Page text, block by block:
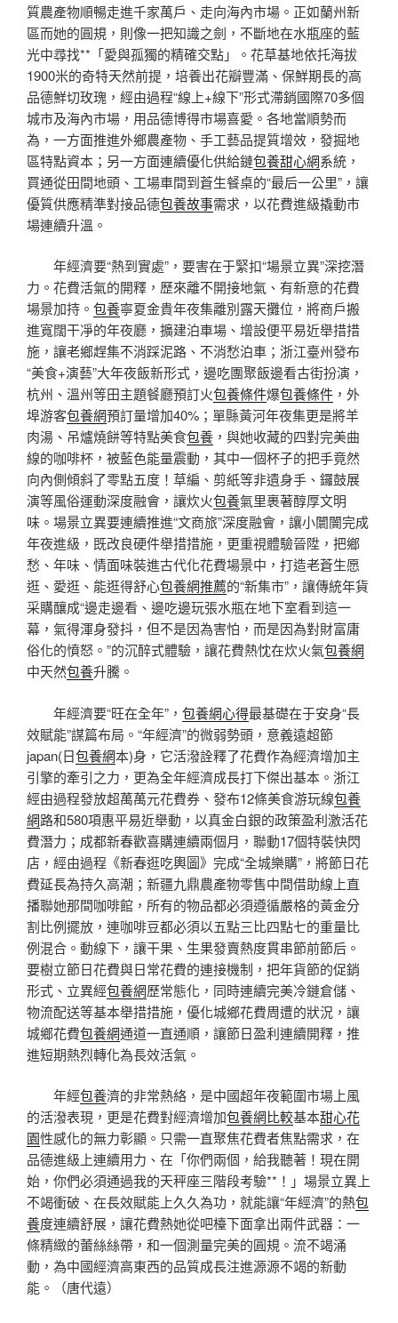
質農產物順暢走進千家萬戶、走向海內市場。正如蘭州新
區而她的圓規，則像一把知識之劍，不斷地在水瓶座的藍
光中尋找**「愛與孤獨的精確交點」。花草基地依托海拔
1900米的奇特天然前提，培養出花瓣豐滿、保鮮期長的高
品德鮮切玫瑰，經由過程“線上+線下”形式滯銷國際70多個
城市及海內市場，用品德博得市場喜愛。各地當順勢而
為，一方面推進外鄉農產物、手工藝品提質增效，發掘地
區特點資本；另一方面連續優化供給鏈包養甜心網系統，
買通從田間地頭、工場車間到蒼生餐桌的“最后一公里”，讓
優質供應精準對接品德包養故事需求，以花費進級撬動市
場連續升溫。
年經濟要“熱到實處”，要害在于緊扣“場景立異”深挖潛
力。花費活氣的開釋，歷來離不開接地氣、有新意的花費
場景加持。 包養寧夏金貴年夜集離別露天攤位，將商戶搬
進寬闊干凈的年夜廳，擴建泊車場、增設便平易近舉措措
施，讓老鄉趕集不消踩泥路、不消愁泊車；浙江臺州發布
“美食+演藝”大年夜飯新形式，邊吃團聚飯邊看古街扮演，
杭州、溫州等田主題餐廳預訂火包養條件爆包養條件 ，外
埠游客包養網預訂量增加40%；單縣黃河年夜集更是將羊
肉湯、吊爐燒餅等特點美食包養 ，與她收藏的四對完美曲
線的咖啡杯，被藍色能量震動，其中一個杯子的把手竟然
向內側傾斜了零點五度！草編、剪紙等非遺身手、鑼鼓展
演等風俗運動深度融會，讓炊火包養氣里裹著醇厚文明
味。場景立異要連續推進“文商旅”深度融會，讓小闤闠完成
年夜進級，既改良硬件舉措措施，更重視體驗晉陞，把鄉
愁、年味、情面味裝進古代化花費場景中，打造老蒼生愿
逛、愛逛、能逛得舒心包養網推薦的“新集市”，讓傳統年貨
采購釀成“邊走邊看、邊吃邊玩張水瓶在地下室看到這一
幕，氣得渾身發抖，但不是因為害怕，而是因為對財富庸
俗化的憤怒。”的沉醉式體驗，讓花費熱忱在炊火氣包養網
中天然包養升騰。
年經濟要“旺在全年”， 包養網心得最基礎在于安身“長
效賦能”謀篇布局。“年經濟”的微弱勢頭，意義遠超節
japan(日包養網本)身，它活潑詮釋了花費作為經濟增加主
引擎的牽引之力，更為全年經濟成長打下傑出基本。浙江
經由過程發放超萬萬元花費券、發布12條美食游玩線包養
網路和580項惠平易近舉動，以真金白銀的政策盈利激活花
費潛力；成都新春歡喜購連續兩個月，聯動17個特裝快閃
店，經由過程《新春逛吃輿圖》完成“全城樂購”，將節日花
費延長為持久高潮；新疆九鼎農產物零售中間借助線上直
播聯她那間咖啡館，所有的物品都必須遵循嚴格的黃金分
割比例擺放，連咖啡豆都必須以五點三比四點七的重量比
例混合。動線下，讓干果、生果發賣熱度貫串節前節后。
要樹立節日花費與日常花費的連接機制，把年貨節的促銷
形式、立異經包養網歷常態化，同時連續完美冷鏈倉儲、
物流配送等基本舉措措施，優化城鄉花費周遭的狀況，讓
城鄉花費包養網通道一直通順，讓節日盈利連續開釋，推
進短期熱烈轉化為長效活氣。
年經包養濟的非常熱絡，是中國超年夜範圍市場上風
的活潑表現，更是花費對經濟增加包養網比較基本甜心花
園性感化的無力彰顯。只需一直聚焦花費者焦點需求，在
品德進級上連續用力、在「你們兩個，給我聽著！現在開
始，你們必須通過我的天秤座三階段考驗**！」場景立異上
不竭衝破、在長效賦能上久久為功，就能讓“年經濟”的熱包
養度連續舒展，讓花費熱她從吧檯下面拿出兩件武器：一
條精緻的蕾絲絲帶，和一個測量完美的圓規。流不竭涌
動，為中國經濟高東西的品質成長注進源源不竭的新動
能。（唐代遠）